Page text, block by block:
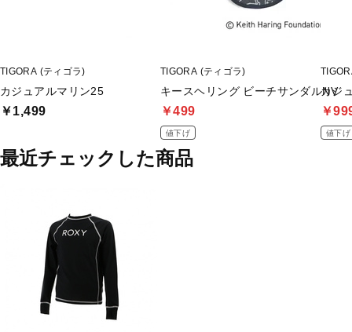
TIGORA (ティゴラ)
カジュアルマリン25
￥1,499
TIGORA (ティゴラ)
キースヘリング ビーチサンダルNV
￥499
値下げ
カジ
￥
値下げ
最近チェックした商品